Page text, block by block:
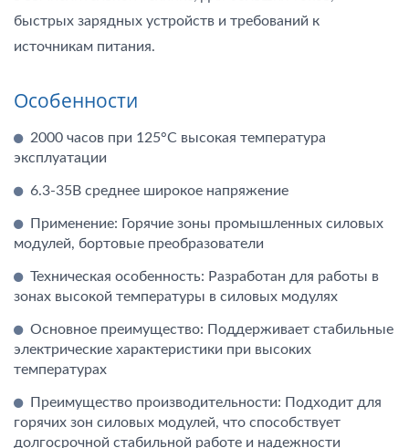
быстрых зарядных устройств и требований к
источникам питания.
Особенности
2000 часов при 125°C высокая температура
эксплуатации
6.3-35В среднее широкое напряжение
Применение: Горячие зоны промышленных силовых
модулей, бортовые преобразователи
Техническая особенность: Разработан для работы в
зонах высокой температуры в силовых модулях
Основное преимущество: Поддерживает стабильные
электрические характеристики при высоких
температурах
Преимущество производительности: Подходит для
горячих зон силовых модулей, что способствует
долгосрочной стабильной работе и надежности